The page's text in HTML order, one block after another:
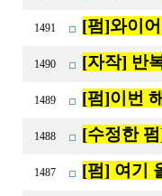
1491 [펌]와이
1490 [자작] 반
1489 [펌]이번
1488 [수정한
1487 [펌] 여기